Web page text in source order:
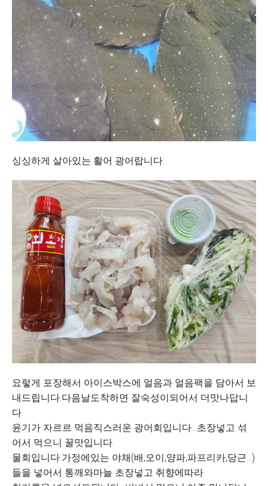
싱싱하게 살아있는 활어 광어랍니다.
요렇게 포장해서 아이스박스에 얼음과 얼음팩을 담아서 보
내드립니다.다음날도착하면 잘숙성이되어서 더맛나답니
다.
윤기가 자르르 먹음직스러운 광어회입니다...초장넣고 섞
어서 먹으니 꿀맛입니다.
물회입니다.가정에있는 야채(배,오이,양파,파프리카,당근...)
들을 넣어서 통깨와마늘 초장넣고 취향에따라